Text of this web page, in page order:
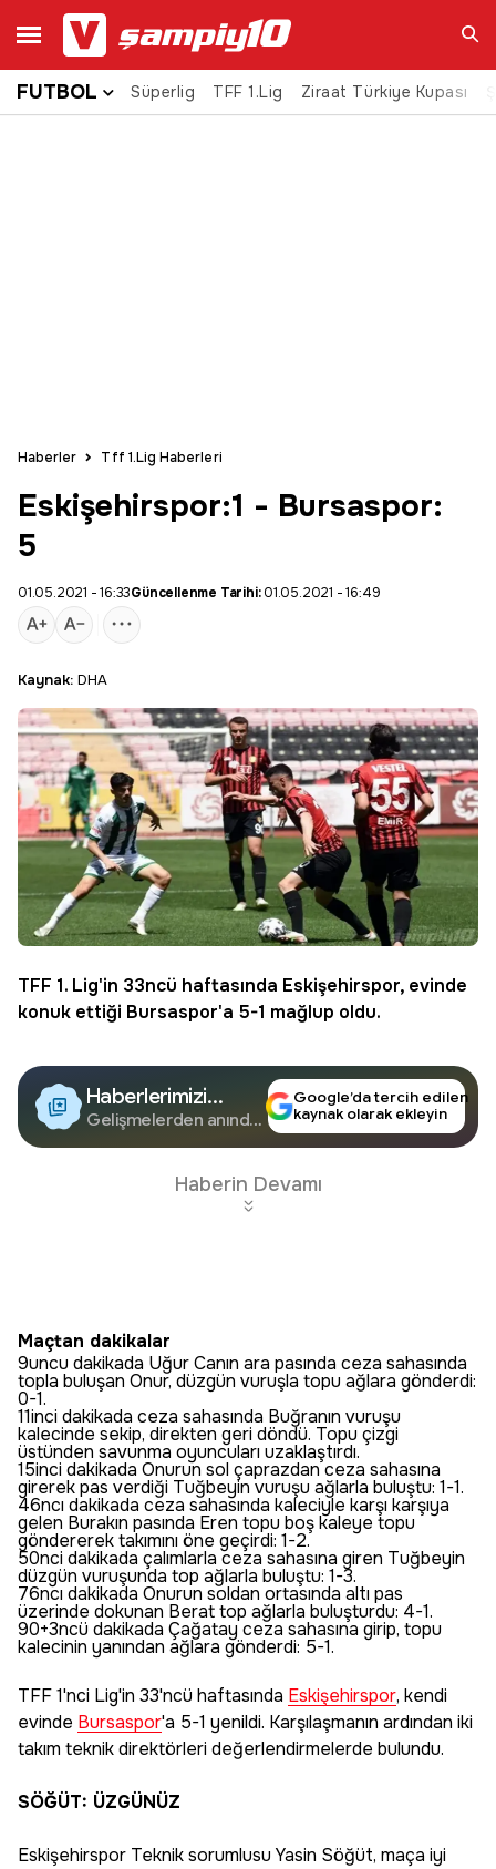
Ara
FUTBOL Süperlig TFF 1.Lig Ziraat Türkiye Kupası
Haberler Tff 1.Lig Haberleri
Eskişehirspor:1 - Bursaspor:
5
01.05.2021 - 16:33Güncellenme Tarihi:01.05.2021 - 16:49
Kaynak: DHA
TFF 1. Lig'in 33ncü haftasında Eskişehirspor, evinde
konuk ettiği Bursaspor'a 5-1 mağlup oldu.
Haberlerimizi
Google'da Takip
Edin
Gelişmelerden anında
Google’da tercih edilen
kaynak olarak ekleyin
Haberin Devamı
Maçtan dakikalar
9uncu dakikada Uğur Canın ara pasında ceza sahasında
topla buluşan Onur, düzgün vuruşla topu ağlara gönderdi:
0-1.
11inci dakikada ceza sahasında Buğranın vuruşu
kalecinde sekip, direkten geri döndü. Topu çizgi
üstünden savunma oyuncuları uzaklaştırdı.
15inci dakikada Onurun sol çaprazdan ceza sahasına
girerek pas verdiği Tuğbeyin vuruşu ağlarla buluştu: 1-1.
46ncı dakikada ceza sahasında kaleciyle karşı karşıya
gelen Burakın pasında Eren topu boş kaleye topu
göndererek takımını öne geçirdi: 1-2.
50nci dakikada çalımlarla ceza sahasına giren Tuğbeyin
düzgün vuruşunda top ağlarla buluştu: 1-3.
76ncı dakikada Onurun soldan ortasında altı pas
üzerinde dokunan Berat top ağlarla buluşturdu: 4-1.
90+3ncü dakikada Çağatay ceza sahasına girip, topu
kalecinin yanından ağlara gönderdi: 5-1.
TFF 1'nci Lig'in 33'ncü haftasında Eskişehirspor, kendi
evinde Bursaspor'a 5-1 yenildi. Karşılaşmanın ardından iki
takım teknik direktörleri değerlendirmelerde bulundu.
SÖĞÜT: ÜZGÜNÜZ
Eskişehirspor Teknik sorumlusu Yasin Söğüt, maça iyi